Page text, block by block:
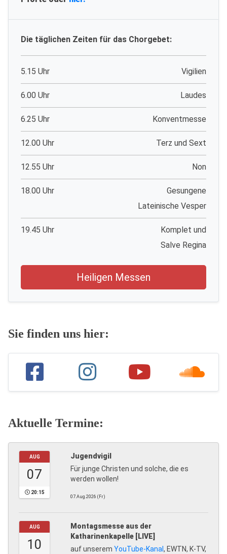
Die täglichen Zeiten für das Chorgebet:
5.15 Uhr Vigilien
6.00 Uhr Laudes
6.25 Uhr Konventmesse
12.00 Uhr Terz und Sext
12.55 Uhr Non
18.00 Uhr
Gesungene
Lateinische Vesper
19.45 Uhr
Komplet und
Salve Regina
Heiligen Messen
Sie finden uns hier:
Aktuelle Termine:
AUG
07
20:15
Jugendvigil
Für junge Christen und solche, die es
werden wollen!
07.Aug.2026 (Fr)
AUG
10
Montagsmesse aus der
Katharinenkapelle [LIVE]
auf unserem YouTube-Kanal, EWTN, K-TV,